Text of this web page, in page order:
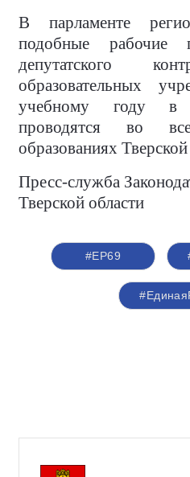
В парламенте
подобные рабочие
депутатского
образовательных
учебному году в
проводятся во
образованиях Тверской
Пресс-служба
Тверской области
#ЕР69